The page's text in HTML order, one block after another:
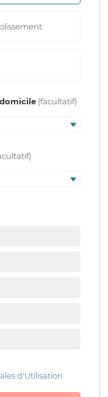
d'Utilisation